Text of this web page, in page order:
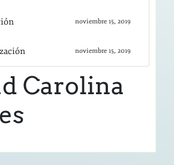
noviembre 15, 2019
noviembre 15, 2019
Carolina